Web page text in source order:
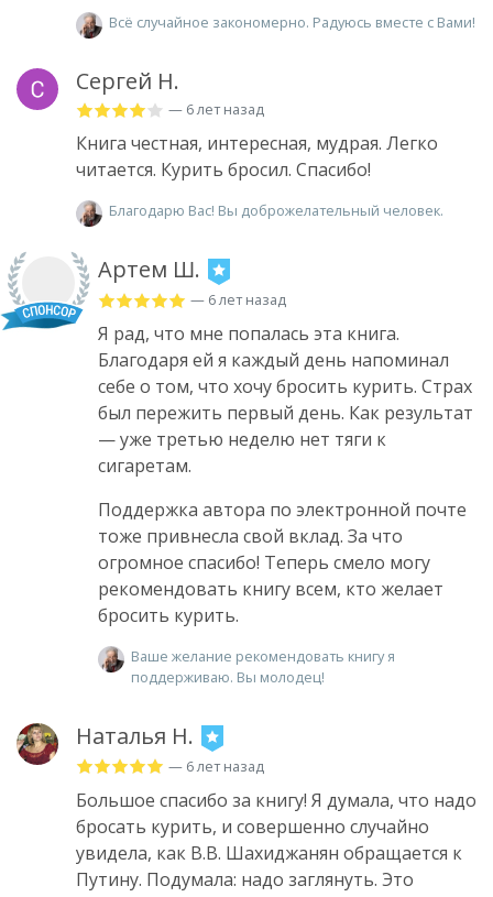
Всё случайное закономерно. Радуюсь вместе с Вами!
Сергей Н.
— 6 лет назад
Книга честная, интересная, мудрая. Легко
читается. Курить бросил. Спасибо!
Благодарю Вас! Вы доброжелательный человек.
Артем Ш.
— 6 лет назад
Я рад, что мне попалась эта книга.
Благодаря ей я каждый день напоминал
себе о том, что хочу бросить курить. Страх
был пережить первый день. Как результат
— уже третью неделю нет тяги к
сигаретам.
Поддержка автора по электронной почте
тоже привнесла свой вклад. За что
огромное спасибо! Теперь смело могу
рекомендовать книгу всем, кто желает
бросить курить.
Ваше желание рекомендовать книгу я
поддерживаю. Вы молодец!
Наталья Н.
— 6 лет назад
Большое спасибо за книгу! Я думала, что надо
бросать курить, и совершенно случайно
увидела, как В.В. Шахиджанян обращается к
Путину. Подумала: надо заглянуть. Это